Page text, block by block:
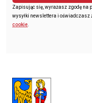
Zapisując się, wyrażasz zgodę na
wysyłki newslettera i oświadczasz
cookie.